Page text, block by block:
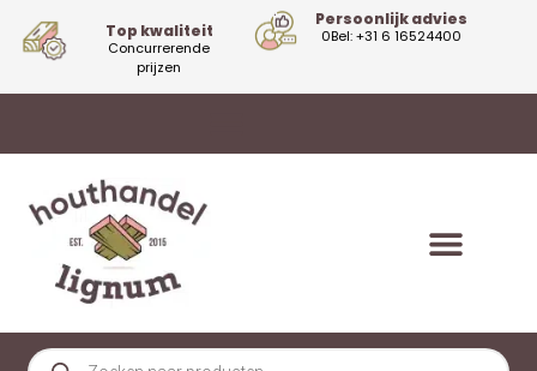
Top kwaliteit
Concurrerende
prijzen
Persoonlijk advies
0Bel: +31 6 16524400